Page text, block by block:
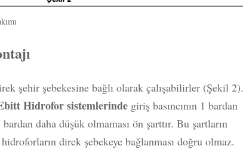
şehir şebekesine bağlı olarak çalışabilirler (Şekil 2).
Hidrofor sistemlerindegiriş basıncının 1 bardan
daha düşük olmaması ön şarttır. Bu şartların
direk şebekeye bağlanması doğru olmaz.